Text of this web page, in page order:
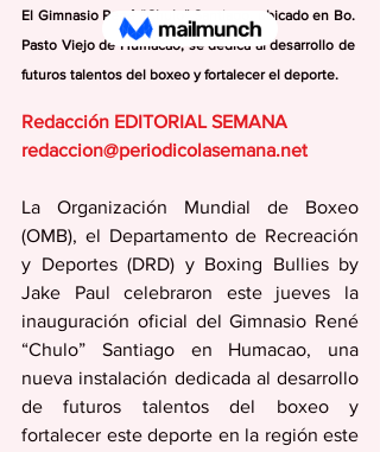
El Gimnasio René “Chulo” Santiago, ubicado en Bo.
Pasto Viejo de Humacao, se dedica al desarrollo de
futuros talentos del boxeo y fortalecer el deporte.
Redacción EDITORIAL SEMANA
redaccion@periodicolasemana.net
La Organización Mundial de Boxeo
(OMB), el Departamento de Recreación
y Deportes (DRD) y Boxing Bullies by
Jake Paul celebraron este jueves la
inauguración oficial del Gimnasio René
“Chulo” Santiago en Humacao, una
nueva instalación dedicada al desarrollo
de futuros talentos del boxeo y
fortalecer este deporte en la región este